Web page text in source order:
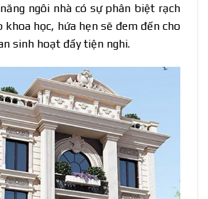
ngôi nhà có sự phân biệt rạch
khoa học, hứa hẹn sẽ đem đến cho
sinh hoạt đầy tiện nghi.